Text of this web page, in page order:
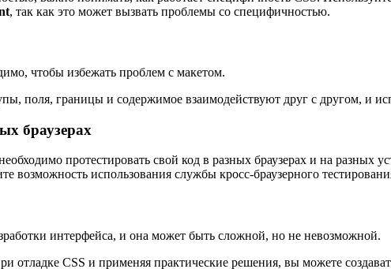
, так как это может вызвать проблемы со специфичностью.
чтобы избежать проблем с макетом.
поля, границы и содержимое взаимодействуют друг с другом, и
браузерах
протестировать свой код в разных браузерах и на разных
возможность использования службы кросс-браузерного
интерфейса, и она может быть сложной, но не невозможной.
отладке CSS и применяя практические решения, вы можете